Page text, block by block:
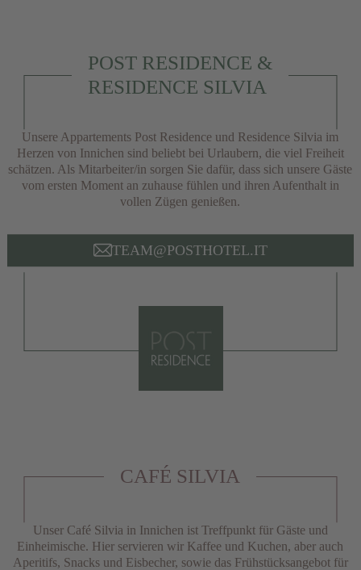
POST RESIDENCE &
RESIDENCE SILVIA
Unsere Appartements Post Residence und Residence Silvia im
Herzen von Innichen sind beliebt bei Urlaubern, die viel Freiheit
schätzen. Als Mitarbeiter/in sorgen Sie dafür, dass sich unsere Gäste
vom ersten Moment an zuhause fühlen und ihren Aufenthalt in
vollen Zügen genießen.
TEAM@POSTHOTEL.IT
CAFÉ SILVIA
Unser Café Silvia in Innichen ist Treffpunkt für Gäste und
Einheimische. Hier servieren wir Kaffee und Kuchen, aber auch
Aperitifs, Snacks und Eisbecher, sowie das Frühstücksangebot für